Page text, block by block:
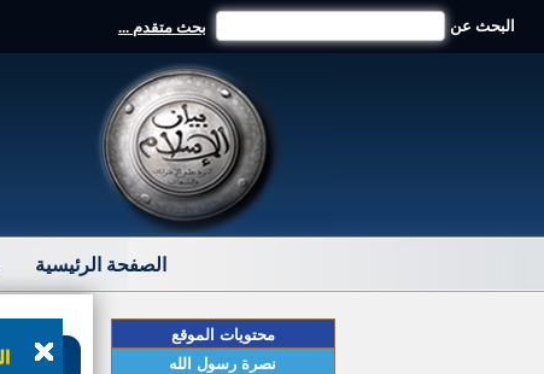
بحث متقدم ... البحث عن
الصفحة الرئيسية
محتويات الموقع
نصرة رسول الله